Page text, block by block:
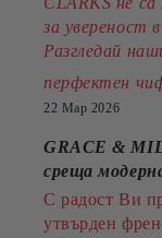
за увереност
Разгледай
перфектен
22 Мар 2026
GRACE &
среща
С радост Ви
утвърден